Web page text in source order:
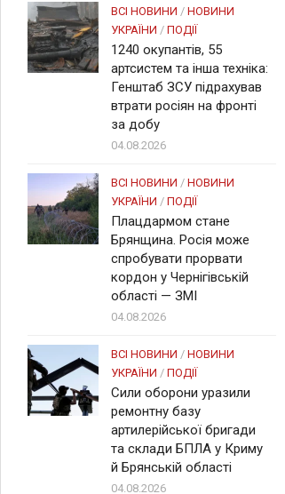
ВСІ НОВИНИ / НОВИНИ
УКРАЇНИ / ПОДІЇ
1240 окупантів, 55
артсистем та інша техніка:
Генштаб ЗСУ підрахував
втрати росіян на фронті
за добу
04.08.2026
ВСІ НОВИНИ / НОВИНИ
УКРАЇНИ / ПОДІЇ
Плацдармом стане
Брянщина. Росія може
спробувати прорвати
кордон у Чернігівській
області — ЗМІ
04.08.2026
ВСІ НОВИНИ / НОВИНИ
УКРАЇНИ / ПОДІЇ
Сили оборони уразили
ремонтну базу
артилерійської бригади
та склади БПЛА у Криму
й Брянській області
04.08.2026